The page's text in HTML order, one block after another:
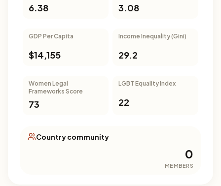
6.38 3.08
GDP Per Capita
$14,155
Income Inequality (Gini)
29.2
Women Legal
Frameworks Score
73
LGBT Equality Index
22
Country community
0
MEMBERS